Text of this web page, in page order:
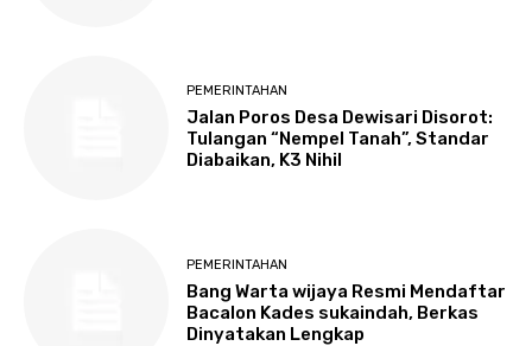
PEMERINTAHAN
Jalan Poros Desa Dewisari Disorot:
Tulangan “Nempel Tanah”, Standar
Diabaikan, K3 Nihil
PEMERINTAHAN
Bang Warta wijaya Resmi Mendaftar
Bacalon Kades sukaindah, Berkas
Dinyatakan Lengkap